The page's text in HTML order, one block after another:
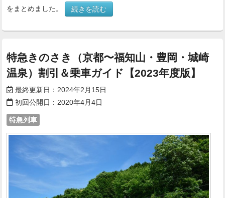
をまとめました。
続きを読む
特急きのさき（京都〜福知山・豊岡・城崎
温泉）割引＆乗車ガイド【2023年度版】
最終更新日：2024年2月15日
初回公開日：2020年4月4日
特急列車